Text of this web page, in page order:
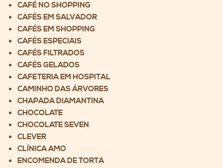
CAFÉ NO SHOPPING
CAFÉS EM SALVADOR
CAFÉS EM SHOPPING
CAFÉS ESPECIAIS
CAFÉS FILTRADOS
CAFÉS GELADOS
CAFETERIA EM HOSPITAL
CAMINHO DAS ÁRVORES
CHAPADA DIAMANTINA
CHOCOLATE
CHOCOLATE SEVEN
CLEVER
CLÍNICA AMO
ENCOMENDA DE TORTA